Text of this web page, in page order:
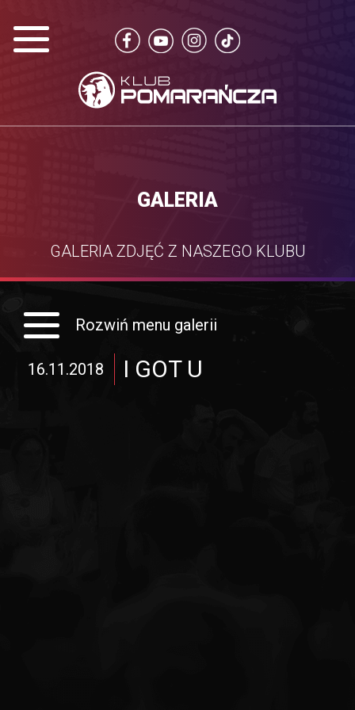
GALERIA
GALERIA ZDJĘĆ Z NASZEGO KLUBU
Rozwiń menu galerii
16.11.2018 I GOT U